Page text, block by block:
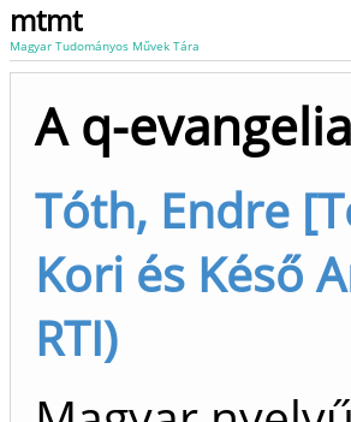
mtmt
Magyar Tudományos Művek Tára
A q-
Tóth, Endre
Kori és Késő
RTI)